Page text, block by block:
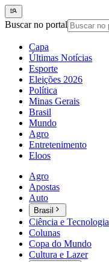
Buscar no portal
Capa
Últimas Notícias
Esporte
Eleições 2026
Política
Minas Gerais
Brasil
Mundo
Agro
Entretenimento
Eloos
Agro
Apostas
Auto
Brasil
Ciência e Tecnologia
Colunas
Copa do Mundo
Cultura e Lazer